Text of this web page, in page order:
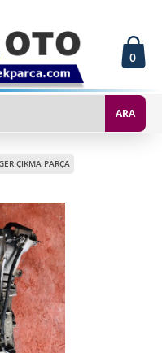
0
ARA
ÇIKMA PARÇA